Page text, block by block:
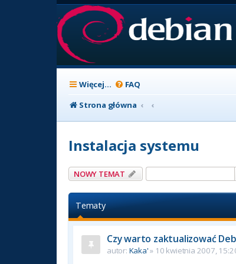
Więcej… FAQ
Strona główna
Instalacja systemu
NOWY TEMAT
Tematy
Czy warto zaktualizować
autor: Kaka'» 10 kwietnia 2007,